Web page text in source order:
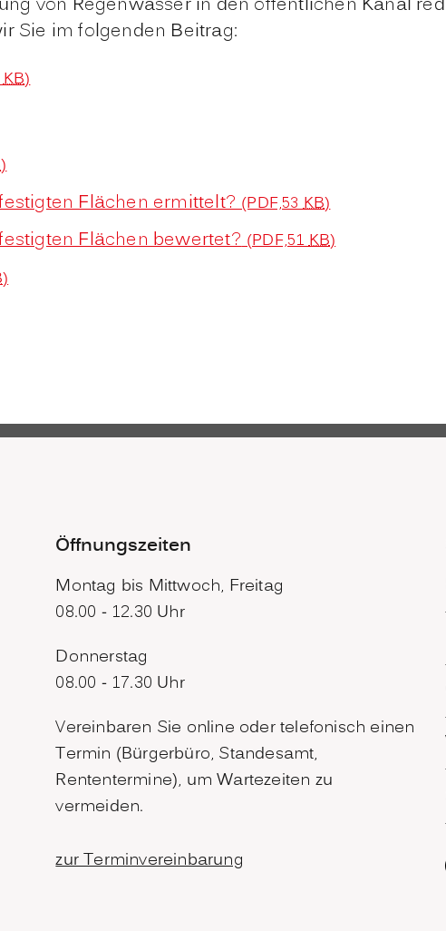
von Regenwasser in den öffentlichen Kanal
Sie im folgenden Beitrag:
KB)
)
Flächen ermittelt?(PDF,53KB)
Flächen bewertet?(PDF,51KB)
)
Öffnungszeiten
Montag bis Mittwoch, Freitag
08.00 - 12.30 Uhr
Donnerstag
08.00 - 17.30 Uhr
Vereinbaren Sie online oder telefonisch einen
Termin (Bürgerbüro, Standesamt,
Rententermine), um Wartezeiten zu
vermeiden.
zur Terminvereinbarung